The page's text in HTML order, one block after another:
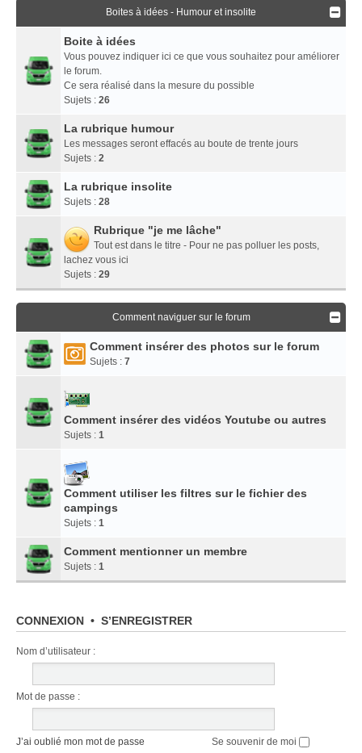
Boites à idées - Humour et insolite
Boite à idées
Vous pouvez indiquer ici ce que vous souhaitez pour améliorer
le forum.
Ce sera réalisé dans la mesure du possible
Sujets : 26
La rubrique humour
Les messages seront effacés au boute de trente jours
Sujets : 2
La rubrique insolite
Sujets : 28
Rubrique "je me lâche"
Tout est dans le titre - Pour ne pas polluer les posts,
lachez vous ici
Sujets : 29
Comment naviguer sur le forum
Comment insérer des photos sur le forum
Sujets : 7
Comment insérer des vidéos Youtube ou autres
Sujets : 1
Comment utiliser les filtres sur le fichier des
campings
Sujets : 1
Comment mentionner un membre
Sujets : 1
CONNEXION • S’ENREGISTRER
Nom d’utilisateur :
Mot de passe :
J’ai oublié mon mot de passe Se souvenir de moi